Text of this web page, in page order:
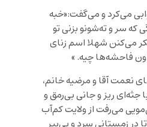
می‌کرد و می‌گفت:«خبه
که سر و ته‌شونو بزنی تو
می‌کنن شهلا اسم زنای
فاحشه‌ها چیه. »
نعمت آقا و مرضیه خانم،
جثه‌ای ریز و جانی بی‌رمق و
می‌رفت از ولایت کم‌آب
در زمستانی سرد و بی‌پیر